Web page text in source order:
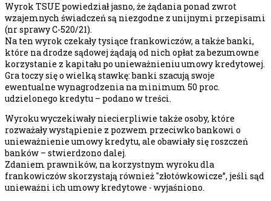
Wyrok TSUE powiedział jasno, że żądania ponad zwrot
wzajemnych świadczeń są niezgodne z unijnymi przepisami
(nr sprawy C-520/21).
Na ten wyrok czekały tysiące frankowiczów, a także banki,
które na drodze sądowej żądają od nich opłat za bezumowne
korzystanie z kapitału po unieważnieniu umowy kredytowej.
Gra toczy się o wielką stawkę: banki szacują swoje
ewentualne wynagrodzenia na minimum 50 proc.
udzielonego kredytu – podano w treści.
Wyroku wyczekiwały niecierpliwie także osoby, które
rozważały wystąpienie z pozwem przeciwko bankowi o
unieważnienie umowy kredytu, ale obawiały się roszczeń
banków – stwierdzono dalej.
Zdaniem prawników, na korzystnym wyroku dla
frankowiczów skorzystają również "złotówkowicze”, jeśli sąd
unieważni ich umowy kredytowe - wyjaśniono.